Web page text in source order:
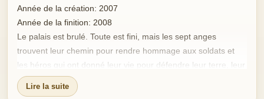
Année de la création: 2007
Année de la finition: 2008
Le palais est brulé. Toute est fini, mais les sept anges
trouvent leur chemin pour rendre hommage aux soldats et
les héros qui ont donné leur vie pour défendre leur terre, leur
capitale, leur patrie. Il y avait le héro nomé Ariobarzan et sa
soeur nomé Yotab, chacun commendant de leur troupe
Lire la suite